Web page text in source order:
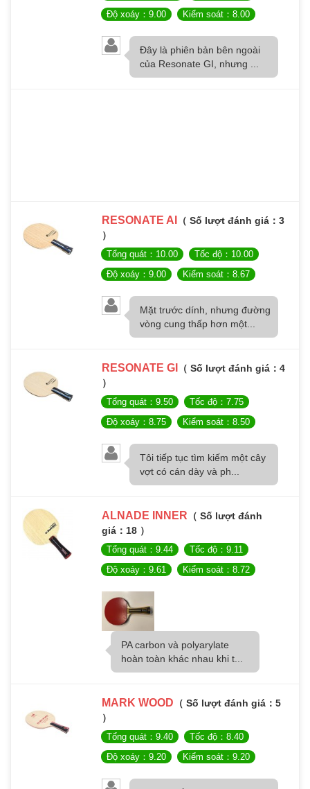
Độ xoáy：9.00
Kiểm soát：8.00
Đây là phiên bản bên ngoài
của Resonate GI, nhưng ...
RESONATE AI
（ Số lượt đánh giá：3
）
Tổng quát：10.00
Tốc độ：10.00
Độ xoáy：9.00
Kiểm soát：8.67
Mặt trước dính, nhưng đường
vòng cung thấp hơn một...
RESONATE GI
（ Số lượt đánh giá：4
）
Tổng quát：9.50
Tốc độ：7.75
Độ xoáy：8.75
Kiểm soát：8.50
Tôi tiếp tục tìm kiếm một cây
vợt có cán dày và ph...
ALNADE INNER （ Số lượt đánh
giá：18 ）
Tổng quát：9.44
Tốc độ：9.11
Độ xoáy：9.61
Kiểm soát：8.72
PA carbon và polyarylate
hoàn toàn khác nhau khi t...
MARK WOOD （ Số lượt đánh giá：5
）
Tổng quát：9.40
Tốc độ：8.40
Độ xoáy：9.20
Kiểm soát：9.20